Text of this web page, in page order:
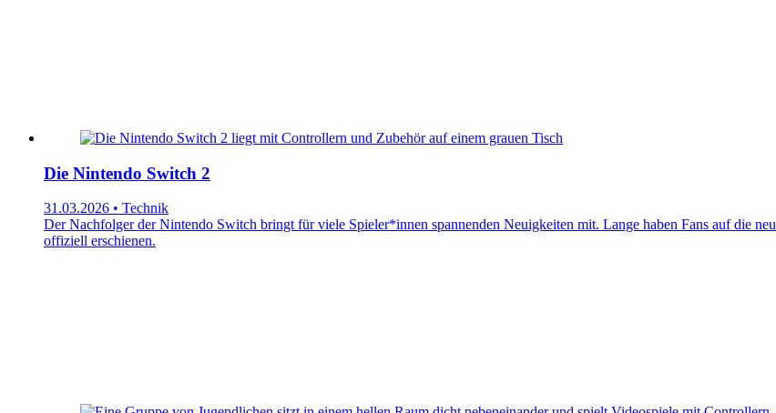
Die Nintendo Switch 2
31.03.2026 • Technik
Der Nachfolger der Nintendo Switch bringt für viele Spieler*innen spannenden Neuigkeiten mit. Lange haben Fans auf die
offiziell erschienen.